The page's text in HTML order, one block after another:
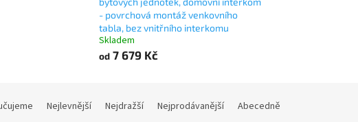
- povrchová montáž venkovního
tabla, bez vnitřního interkomu
Skladem
od 7 679 Kč
Nejlevnější Nejdražší Nejprodávanější Abecedně